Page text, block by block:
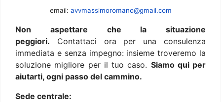
email: avvmassimoromano@gmail.com
Non aspettare che la situazione
peggiori. Contattaci ora per una consulenza
immediata e senza impegno: insieme troveremo la
soluzione migliore per il tuo caso. Siamo qui per
aiutarti, ogni passo del cammino.
Sede centrale: